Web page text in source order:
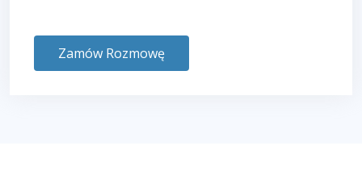
Zamów Rozmowę